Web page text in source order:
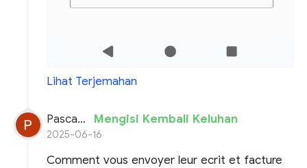
Lihat Terjemahan
Pascal planchon Mengisi Kembali Keluhan
2025-06-16
Comment vous envoyer leur ecrit et facture